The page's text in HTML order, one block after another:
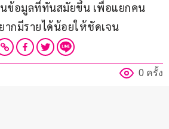
นข้อมูลที่ทันสมัยขึ้น เพื่อแยกคน
กมีรายได้น้อยให้ชัดเจน
0 ครั้ง